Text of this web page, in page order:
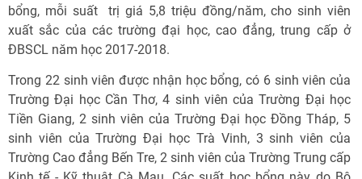
bổng, mỗi suất trị giá 5,8 triệu đồng/năm, cho sinh viên
xuất sắc của các trường đại học, cao đẳng, trung cấp ở
ĐBSCL năm học 2017-2018.
Trong 22 sinh viên được nhận học bổng, có 6 sinh viên của
Trường Đại học Cần Thơ, 4 sinh viên của Trường Đại học
Tiền Giang, 2 sinh viên của Trường Đại học Đồng Tháp, 5
sinh viên của Trường Đại học Trà Vinh, 3 sinh viên của
Trường Cao đẳng Bến Tre, 2 sinh viên của Trường Trung cấp